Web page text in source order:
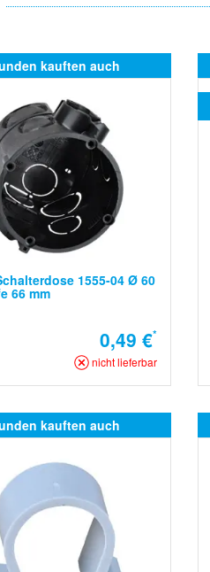
kauften auch
1555-04 Ø 60
66 mm
0,49 €*
nicht lieferbar
kauften auch